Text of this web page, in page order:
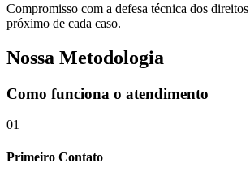
Compromisso com a defesa técnica dos
próximo de cada caso.
Nossa Metodologia
Como funciona o atendimento
01
Primeiro Contato